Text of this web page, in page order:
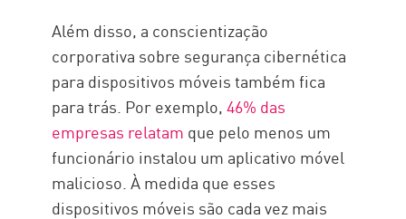
Além disso, a conscientização
corporativa sobre segurança cibernética
para dispositivos móveis também fica
para trás. Por exemplo,46% das
empresas relatam que pelo menos um
funcionário instalou um aplicativo móvel
malicioso. À medida que esses
dispositivos móveis são cada vez mais